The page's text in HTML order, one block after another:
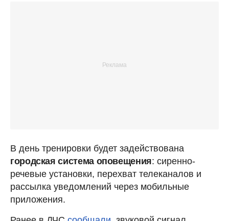
В день тренировки будет задействована
городская система оповещения: сиренно-
речевые установки, перехват телеканалов и
рассылка уведомлений через мобильные
приложения.